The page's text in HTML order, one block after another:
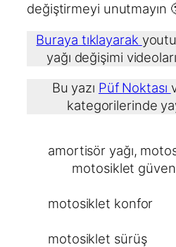
değiştirmeyi unutmayın
Buraya tıklayarak
yağı değişimi
Bu yazı Püf Noktası
kategorilerinde
amortisör yağı,
motosiklet
motosiklet konfor
motosiklet sürüş